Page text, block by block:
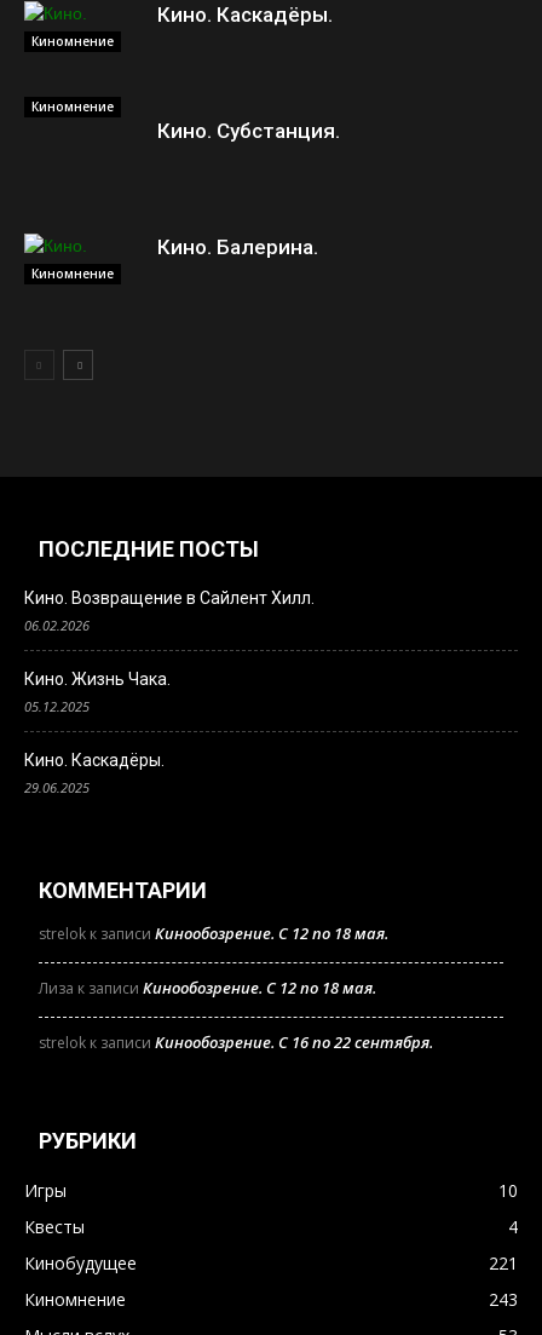
Киномнение
Кино. Каскадёры.
Киномнение
Кино. Субстанция.
Киномнение
Кино. Балерина.
ПОСЛЕДНИЕ ПОСТЫ
Кино. Возвращение в Сайлент Хилл.
06.02.2026
Кино. Жизнь Чака.
05.12.2025
Кино. Каскадёры.
29.06.2025
КОММЕНТАРИИ
strelok к записи Кинообозрение. С 12 по 18 мая.
Лиза к записи Кинообозрение. С 12 по 18 мая.
strelok к записи Кинообозрение. С 16 по 22 сентября.
РУБРИКИ
Игры
10
Квесты
4
Кинобудущее
221
Киномнение
243